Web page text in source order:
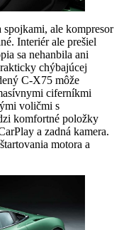
spojkami, ale kompresor
Interiér ale prešiel
sa nehanbila ani
chýbajúcej
C-X75 môže
ciferníkmi
voličmi s
komfortné položky
a zadná kamera.
motora a